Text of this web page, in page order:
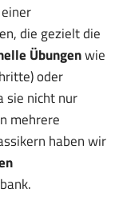
die gezielt die
Übungenwie
oder
sie nicht nur
mehrere
haben wir